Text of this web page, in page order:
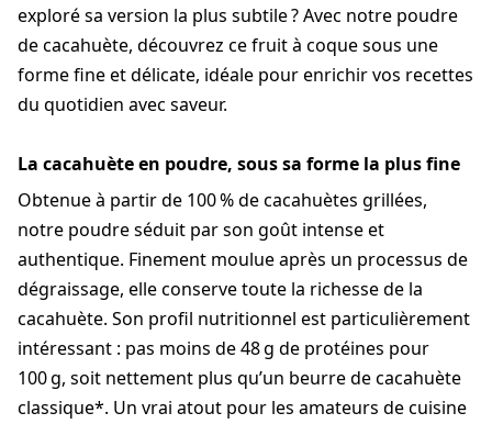
exploré sa version la plus subtile ? Avec notre poudre
de cacahuète, découvrez ce fruit à coque sous une
forme fine et délicate, idéale pour enrichir vos recettes
du quotidien avec saveur.
La cacahuète en poudre, sous sa forme la plus fine
Obtenue à partir de 100 % de cacahuètes grillées,
notre poudre séduit par son goût intense et
authentique. Finement moulue après un processus de
dégraissage, elle conserve toute la richesse de la
cacahuète. Son profil nutritionnel est particulièrement
intéressant : pas moins de 48 g de protéines pour
100 g, soit nettement plus qu’un beurre de cacahuète
classique*. Un vrai atout pour les amateurs de cuisine